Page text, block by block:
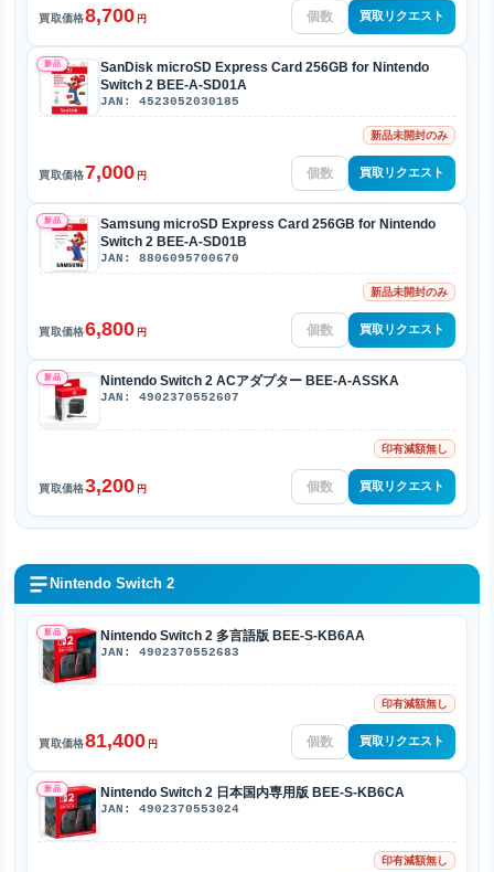
買取価格8,700 円 買取リクエスト
新品
SanDisk microSD Express Card 256GB for Nintendo
Switch 2 BEE-A-SD01A
JAN: 4523052030185
新品未開封のみ
買取価格7,000 円 買取リクエスト
新品
Samsung microSD Express Card 256GB for Nintendo
Switch 2 BEE-A-SD01B
JAN: 8806095700670
新品未開封のみ
買取価格6,800 円 買取リクエスト
新品 Nintendo Switch 2 ACアダプター BEE-A-ASSKA
JAN: 4902370552607
印有減額無し
買取価格3,200 円 買取リクエスト
Nintendo Switch 2
新品 Nintendo Switch 2 多言語版 BEE-S-KB6AA
JAN: 4902370552683
印有減額無し
買取価格81,400 円 買取リクエスト
新品 Nintendo Switch 2 日本国内専用版 BEE-S-KB6CA
JAN: 4902370553024
印有減額無し